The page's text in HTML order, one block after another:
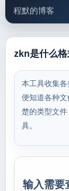
程默的博客
邮件工具
zkn是什么
本工具收集
便知道各种
楚的类型文
具。
输入需要